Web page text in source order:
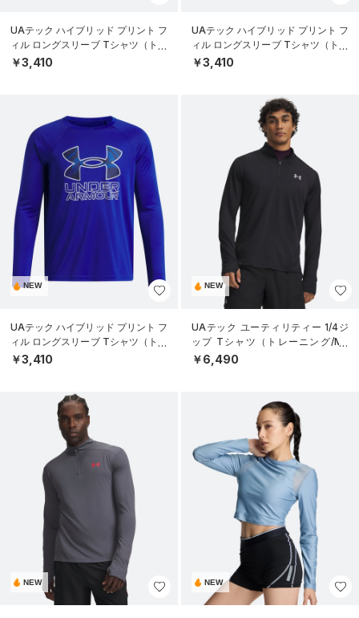
UAテック ハイブリッド プリント フ
ィル ロングスリーブ Tシャツ（トレ
ーニング/BOYS）
￥3,410
UAテック ハイブリッド プリント フ
ィル ロングスリーブ Tシャツ（トレ
ーニング/BOYS）
￥3,410
NEW
UAテック ハイブリッド プリント フ
ィル ロングスリーブ Tシャツ（トレ
ーニング/BOYS）
￥3,410
NEW
UAテック ユーティリティー 1/4ジ
ップ Tシャツ（トレーニング/ME
N）
￥6,490
NEW NEW